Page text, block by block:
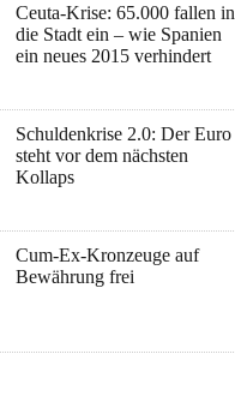
Ceuta-Krise: 65.000 fallen in
die Stadt ein – wie Spanien
ein neues 2015 verhindert
Schuldenkrise 2.0: Der Euro
steht vor dem nächsten
Kollaps
Cum-Ex-Kronzeuge auf
Bewährung frei